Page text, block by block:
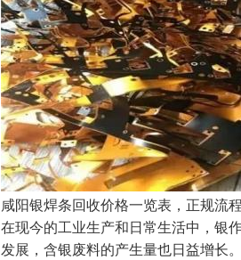
咸阳银焊条回收价格一览表，正规流
在现今的工业生产和日常生活中，银
发展，含银废料的产生量也日益增长